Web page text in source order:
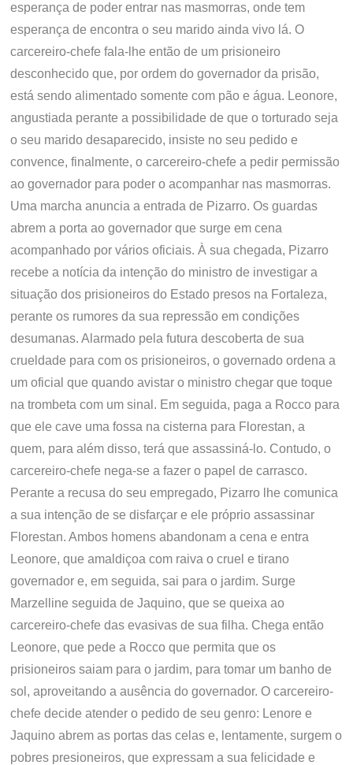
esperança de poder entrar nas masmorras, onde tem
esperança de encontra o seu marido ainda vivo lá. O
carcereiro-chefe fala-lhe então de um prisioneiro
desconhecido que, por ordem do governador da prisão,
está sendo alimentado somente com pão e água. Leonore,
angustiada perante a possibilidade de que o torturado seja
o seu marido desaparecido, insiste no seu pedido e
convence, finalmente, o carcereiro-chefe a pedir permissão
ao governador para poder o acompanhar nas masmorras.
Uma marcha anuncia a entrada de Pizarro. Os guardas
abrem a porta ao governador que surge em cena
acompanhado por vários oficiais. À sua chegada, Pizarro
recebe a notícia da intenção do ministro de investigar a
situação dos prisioneiros do Estado presos na Fortaleza,
perante os rumores da sua repressão em condições
desumanas. Alarmado pela futura descoberta de sua
crueldade para com os prisioneiros, o governado ordena a
um oficial que quando avistar o ministro chegar que toque
na trombeta com um sinal. Em seguida, paga a Rocco para
que ele cave uma fossa na cisterna para Florestan, a
quem, para além disso, terá que assassiná-lo. Contudo, o
carcereiro-chefe nega-se a fazer o papel de carrasco.
Perante a recusa do seu empregado, Pizarro lhe comunica
a sua intenção de se disfarçar e ele próprio assassinar
Florestan. Ambos homens abandonam a cena e entra
Leonore, que amaldiçoa com raiva o cruel e tirano
governador e, em seguida, sai para o jardim. Surge
Marzelline seguida de Jaquino, que se queixa ao
carcereiro-chefe das evasivas de sua filha. Chega então
Leonore, que pede a Rocco que permita que os
prisioneiros saiam para o jardim, para tomar um banho de
sol, aproveitando a ausência do governador. O carcereiro-
chefe decide atender o pedido de seu genro: Lenore e
Jaquino abrem as portas das celas e, lentamente, surgem o
pobres presioneiros, que expressam a sua felicidade e